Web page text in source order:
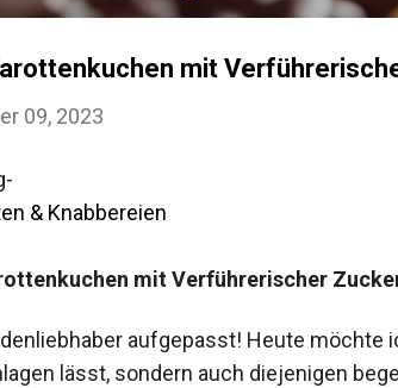
mit
09, 2023
& Knabbereien
mit Verführerischer
aufgepasst! Heute möchte
lässt, sondern auch diejenigen